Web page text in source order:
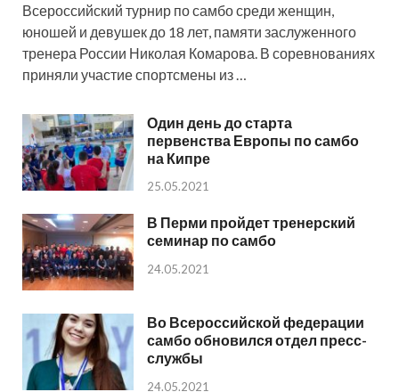
Всероссийский турнир по самбо среди женщин,
юношей и девушек до 18 лет, памяти заслуженного
тренера России Николая Комарова. В соревнованиях
приняли участие спортсмены из …
Один день до старта
первенства Европы по самбо
на Кипре
25.05.2021
В Перми пройдет тренерский
семинар по самбо
24.05.2021
Во Всероссийской федерации
самбо обновился отдел пресс-
службы
24.05.2021